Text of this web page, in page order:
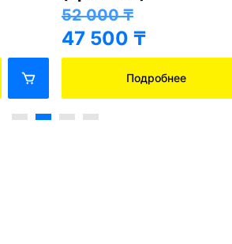
81 000₸
76 500 ₸
Подробнее